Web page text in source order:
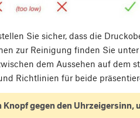
Sie sicher, dass die
zur Reinigung finden Sie unter
dem Aussehen auf dem
Richtlinien für beide
Knopf gegen den Uhrzeigersinn,